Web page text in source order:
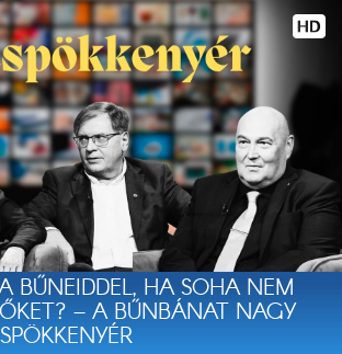
BŰNEIDDEL, HA SOHA NEM
– A BŰNBÁNAT NAGY